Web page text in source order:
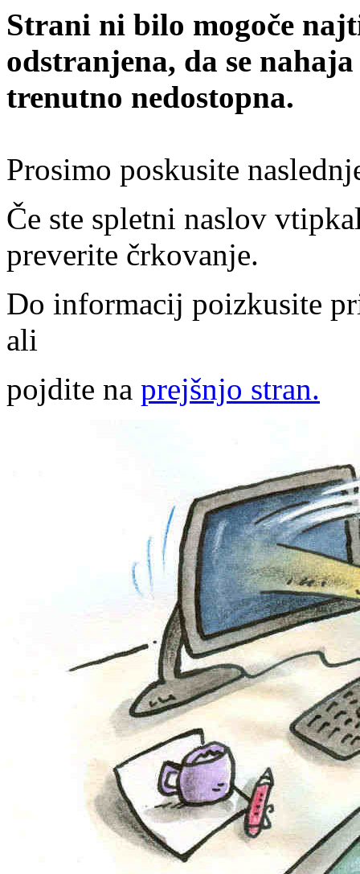
Strani ni bilo mogoče
odstranjena, da se
trenutno nedostopna.
Prosimo poskusite
Če ste spletni naslov
preverite črkovanje.
Do informacij poizkusite
ali
pojdite na prejšnjo stran.